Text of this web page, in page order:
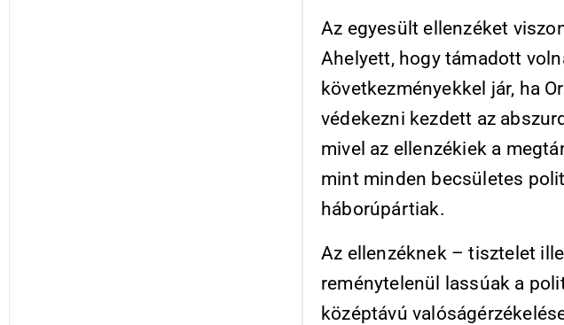
Az egyesült ellenzéket
Ahelyett, hogy támadott
következményekkel jár, ha
védekezni kezdett az
mivel az ellenzékiek a
mint minden becsületes
háborúpártiak.
Az ellenzéknek – tisztelet
reménytelenül lassúak a
középtávú